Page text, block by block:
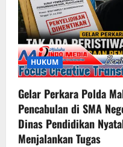
HUKUM
Gelar Perkara Polda
Pencabulan di SMA
Dinas Pendidikan
Menjalankan Tugas